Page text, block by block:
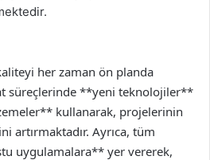
her zaman ön planda
süreçlerinde **yeni teknolojiler**
kullanarak, projelerinin
artırmaktadır. Ayrıca, tüm
uygulamalara** yer vererek,